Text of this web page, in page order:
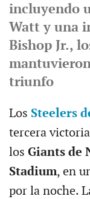
incluyendo
Watt y una
Bishop Jr.,
triunfo
Los Steelers
tercera
los Giants de
Stadium, en
por la noche.